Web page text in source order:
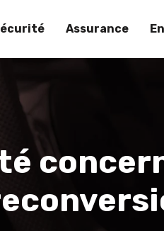
Assurance